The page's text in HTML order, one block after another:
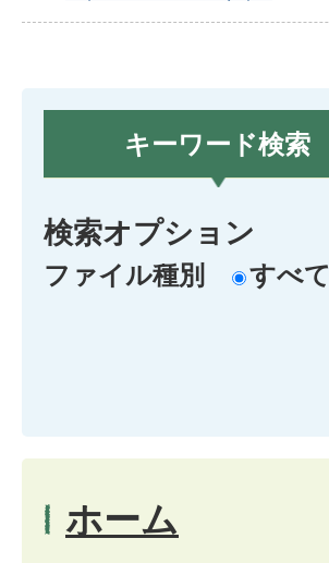
キーワード検索
検索オプション
ファイル種別 すべて
ホーム